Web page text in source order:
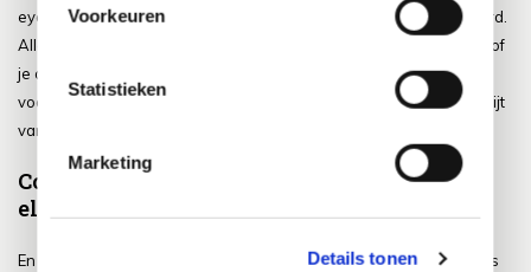
Voorkeuren
Statistieken
Marketing
Details tonen
eyecatcher te pakken en ook dat is zeker weten een feestje waard.
Alles bij elkaar dus meer dan voldoende reden om eens te kijken of
je ook een tuinset kunt vinden met een combinatie van materialen
voor bij jou in de tuin we weten dan ook zeker dat je daar geen spijt
van gaat krijgen.
Combineer verschillende meubelen met
elkaar in een set
En dan hebben we nog een hele leuke tip voor je klaarstaan, het is